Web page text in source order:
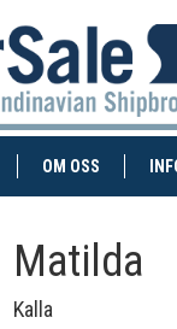
(CURRENT)OM OSS
Matilda
Kalla